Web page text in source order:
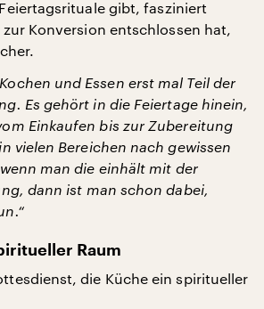
gibt, fasziniert
zur Konversion entschlossen hat,
und Essen erst mal Teil der
Es gehört in die Feiertage hinein,
Einkaufen bis zur Zubereitung
vielen Bereichen nach gewissen
man die einhält mit der
dann ist man schon dabei,
Raum
die Küche ein spiritueller